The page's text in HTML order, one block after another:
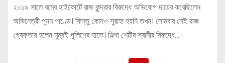
২০১৯ সালে বম্বে হাইকোর্টে রাজ কুন্দ্রার বিরুদ্ধে অভিযোগ দায়ের করেছিলেন
অভিনেত্রী পুনম পাণ্ডে। কিন্তু কোনও সুরাহা হয়নি তখন। সোমবার সেই রাজ
গ্রেফতার হলেন মুম্বই পুলিশের হাতে। শিল্পা শেট্টির স্বামীর বিরুদ্ধে…